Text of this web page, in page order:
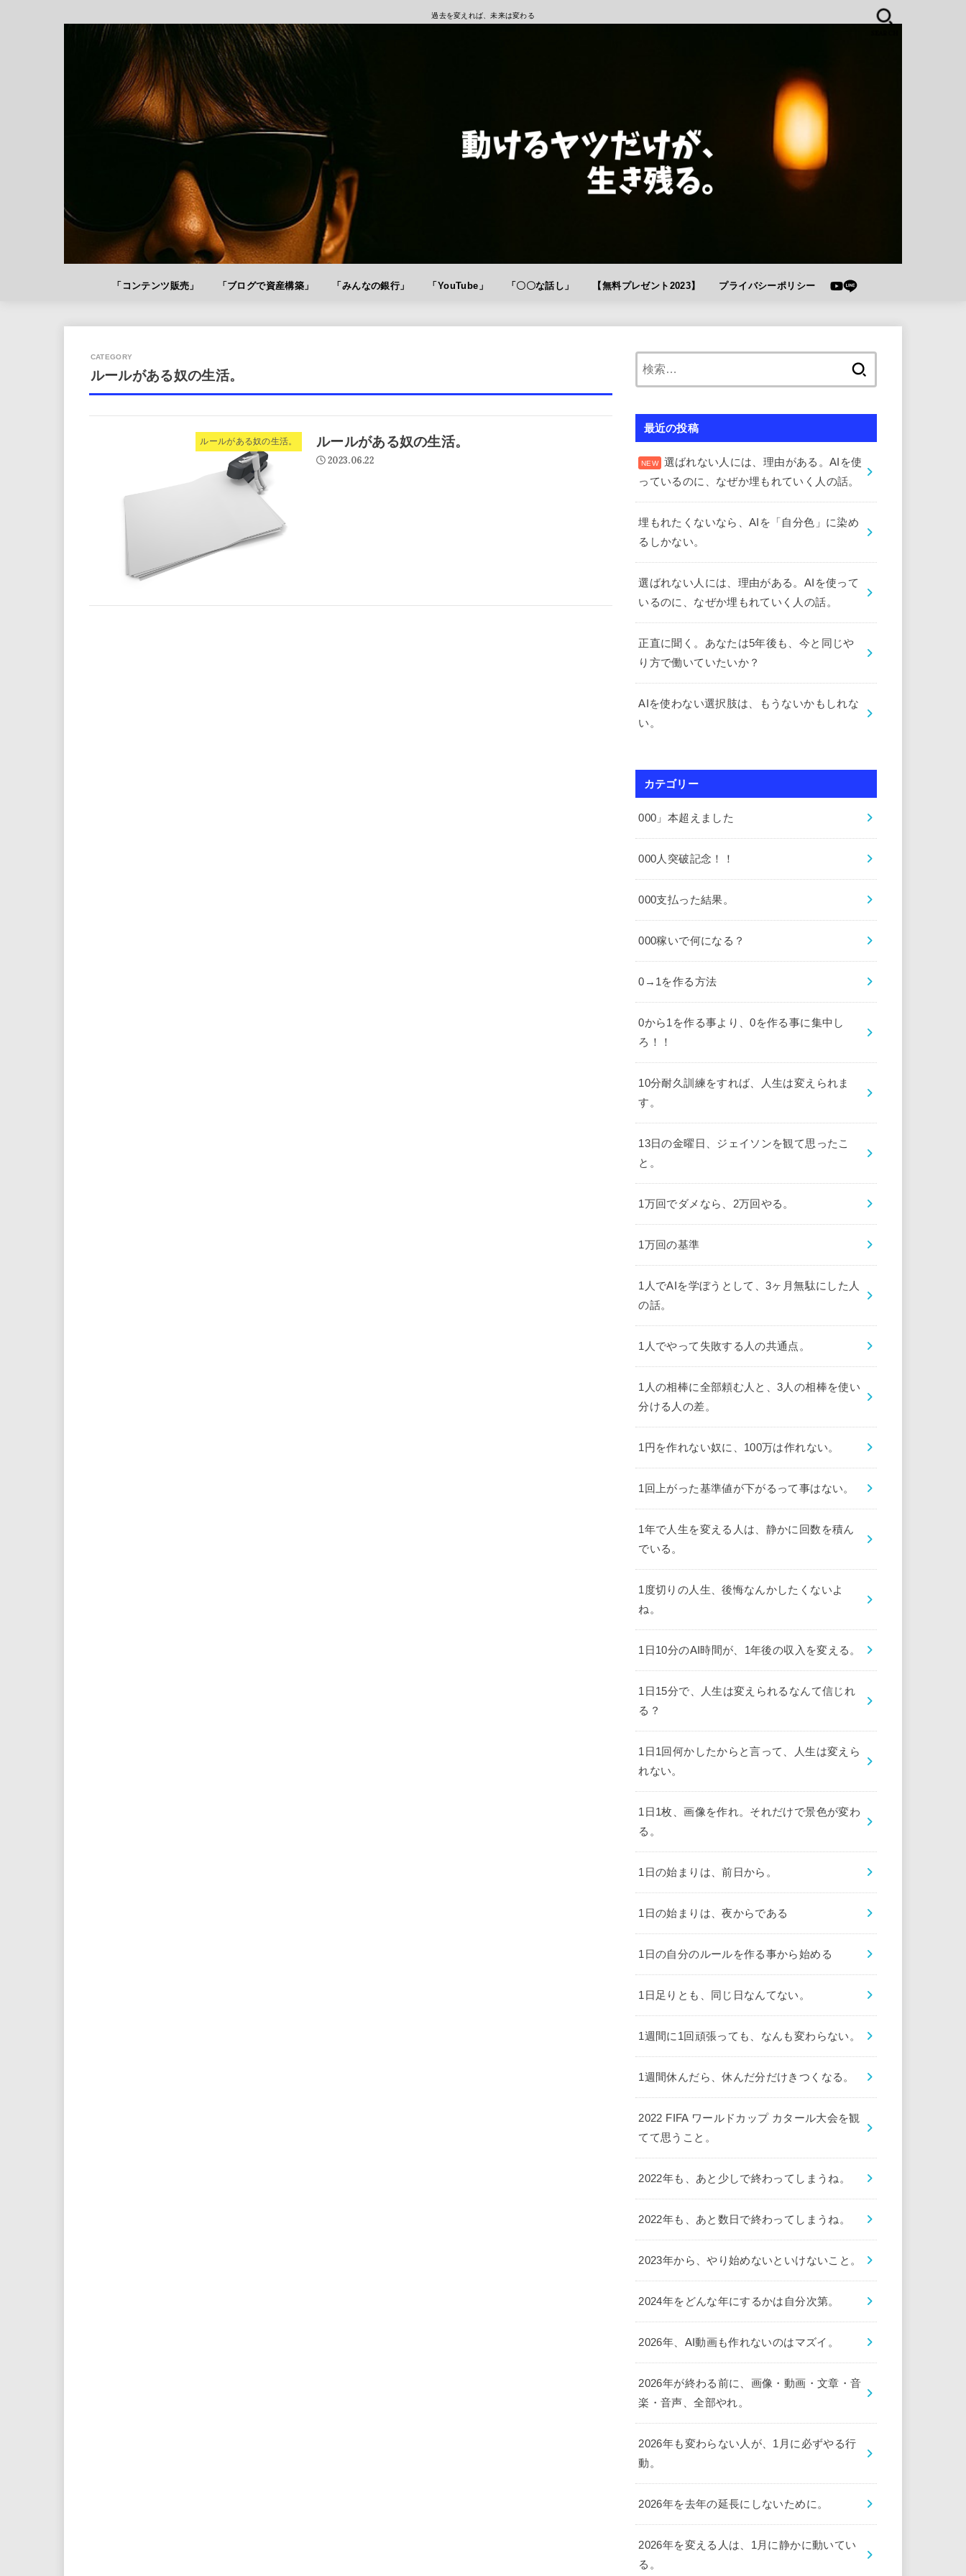
過去を変えれば、未来は変わる
「コンテンツ販売」 「ブログで資産構築」 「みんなの銀行」 「YouTube」 「〇〇な話し」 【無料プレゼント2023】 プライバシーポリシー
ルールがある奴の生活。
ルールがある奴の生活。 ルールがある奴の生活。
2023.06.22
最近の投稿
選ばれない人には、理由がある。AIを使
っているのに、なぜか埋もれていく人の話。
埋もれたくないなら、AIを「自分色」に染め
るしかない。
選ばれない人には、理由がある。AIを使って
いるのに、なぜか埋もれていく人の話。
正直に聞く。あなたは5年後も、今と同じや
り方で働いていたいか？
AIを使わない選択肢は、もうないかもしれな
い。
カテゴリー
000」本超えました
000人突破記念！！
000支払った結果。
000稼いで何になる？
0→1を作る方法
0から1を作る事より、0を作る事に集中し
ろ！！
10分耐久訓練をすれば、人生は変えられま
す。
13日の金曜日、ジェイソンを観て思ったこ
と。
1万回でダメなら、2万回やる。
1万回の基準
1人でAIを学ぼうとして、3ヶ月無駄にした人
の話。
1人でやって失敗する人の共通点。
1人の相棒に全部頼む人と、3人の相棒を使い
分ける人の差。
1円を作れない奴に、100万は作れない。
1回上がった基準値が下がるって事はない。
1年で人生を変える人は、静かに回数を積ん
でいる。
1度切りの人生、後悔なんかしたくないよ
ね。
1日10分のAI時間が、1年後の収入を変える。
1日15分で、人生は変えられるなんて信じれ
る？
1日1回何かしたからと言って、人生は変えら
れない。
1日1枚、画像を作れ。それだけで景色が変わ
る。
1日の始まりは、前日から。
1日の始まりは、夜からである
1日の自分のルールを作る事から始める
1日足りとも、同じ日なんてない。
1週間に1回頑張っても、なんも変わらない。
1週間休んだら、休んだ分だけきつくなる。
2022 FIFA ワールドカップ カタール大会を観
てて思うこと。
2022年も、あと少しで終わってしまうね。
2022年も、あと数日で終わってしまうね。
2023年から、やり始めないといけないこと。
2024年をどんな年にするかは自分次第。
2026年、AI動画も作れないのはマズイ。
2026年が終わる前に、画像・動画・文章・音
楽・音声、全部やれ。
2026年も変わらない人が、1月に必ずやる行
動。
2026年を去年の延長にしないために。
2026年を変える人は、1月に静かに動いてい
る。